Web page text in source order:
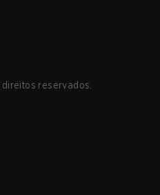
direitos reservados.